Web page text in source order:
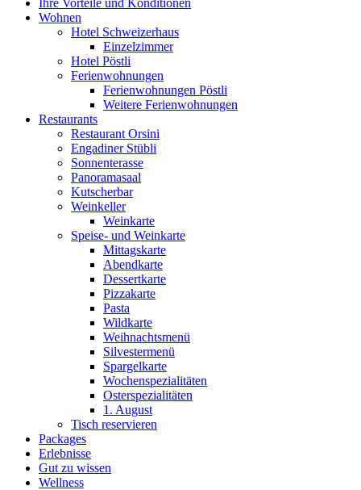
Ihre Vorteile und Konditionen
Wohnen
Hotel Schweizerhaus
Einzelzimmer
Hotel Pöstli
Ferienwohnungen
Ferienwohnungen Pöstli
Weitere Ferienwohnungen
Restaurants
Restaurant Orsini
Engadiner Stübli
Sonnenterasse
Panoramasaal
Kutscherbar
Weinkeller
Weinkarte
Speise- und Weinkarte
Mittagskarte
Abendkarte
Dessertkarte
Pizzakarte
Pasta
Wildkarte
Weihnachtsmenü
Silvestermenü
Spargelkarte
Wochenspezialitäten
Osterspezialitäten
1. August
Tisch reservieren
Packages
Erlebnisse
Gut zu wissen
Wellness